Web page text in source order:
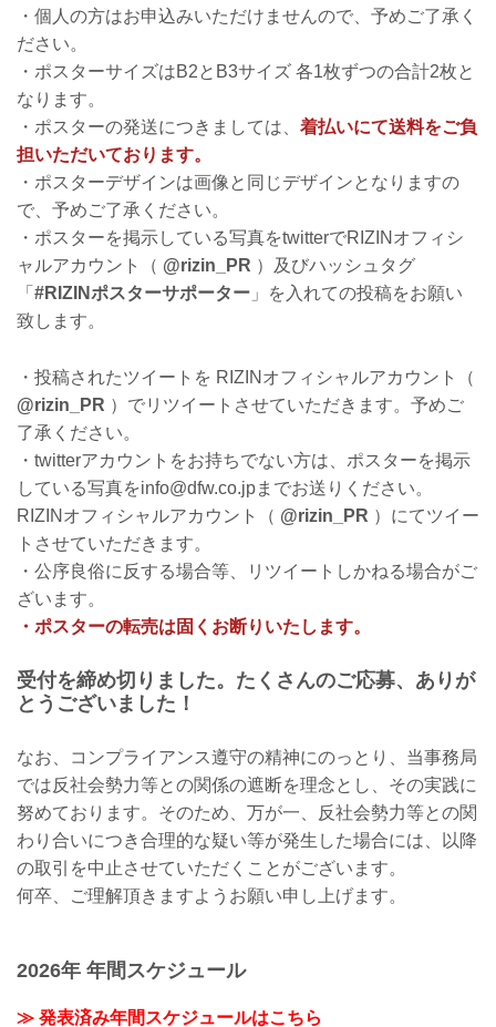
・個人の方はお申込みいただけませんので、予めご了承く
ださい。
・ポスターサイズはB2とB3サイズ 各1枚ずつの合計2枚と
なります。
・ポスターの発送につきましては、 着払いにて送料をご負
担いただいております。
・ポスターデザインは画像と同じデザインとなりますの
で、予めご了承ください。
・ポスターを掲示している写真をtwitterでRIZINオフィシ
ャルアカウント（ @rizin_PR ）及びハッシュタグ
「 #RIZINポスターサポーター 」を入れての投稿をお願い
致します。
・投稿されたツイートを RIZINオフィシャルアカウント（
@rizin_PR ）でリツイートさせていただきます。予めご
了承ください。
・twitterアカウントをお持ちでない方は、ポスターを掲示
している写真をinfo@dfw.co.jpまでお送りください。
RIZINオフィシャルアカウント（ @rizin_PR ）にてツイー
トさせていただきます。
・公序良俗に反する場合等、リツイートしかねる場合がご
ざいます。
・ポスターの転売は固くお断りいたします。
受付を締め切りました。たくさんのご応募、ありが
とうございました！
なお、コンプライアンス遵守の精神にのっとり、当事務局
では反社会勢力等との関係の遮断を理念とし、その実践に
努めております。そのため、万が一、反社会勢力等との関
わり合いにつき合理的な疑い等が発生した場合には、以降
の取引を中止させていただくことがございます。
何卒、ご理解頂きますようお願い申し上げます。
2026年 年間スケジュール
≫ 発表済み年間スケジュールはこちら